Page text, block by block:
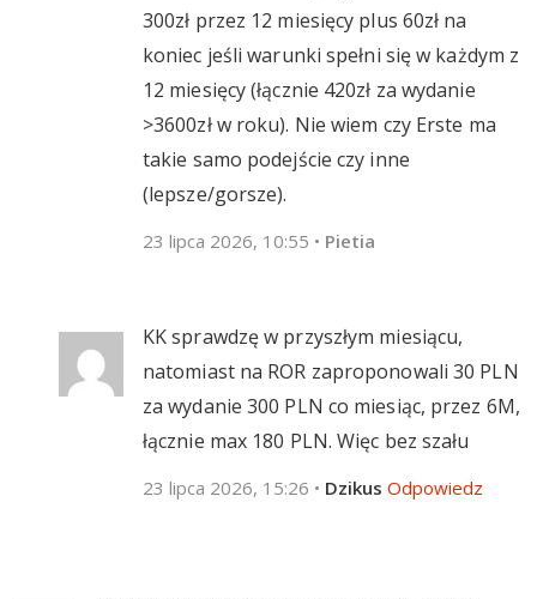
300zł przez 12 miesięcy plus 60zł na
koniec jeśli warunki spełni się w każdym z
12 miesięcy (łącznie 420zł za wydanie
>3600zł w roku). Nie wiem czy Erste ma
takie samo podejście czy inne
(lepsze/gorsze).
23 lipca 2026, 10:55 • Pietia
KK sprawdzę w przyszłym miesiącu,
natomiast na ROR zaproponowali 30 PLN
za wydanie 300 PLN co miesiąc, przez 6M,
łącznie max 180 PLN. Więc bez szału
23 lipca 2026, 15:26 • Dzikus Odpowiedz